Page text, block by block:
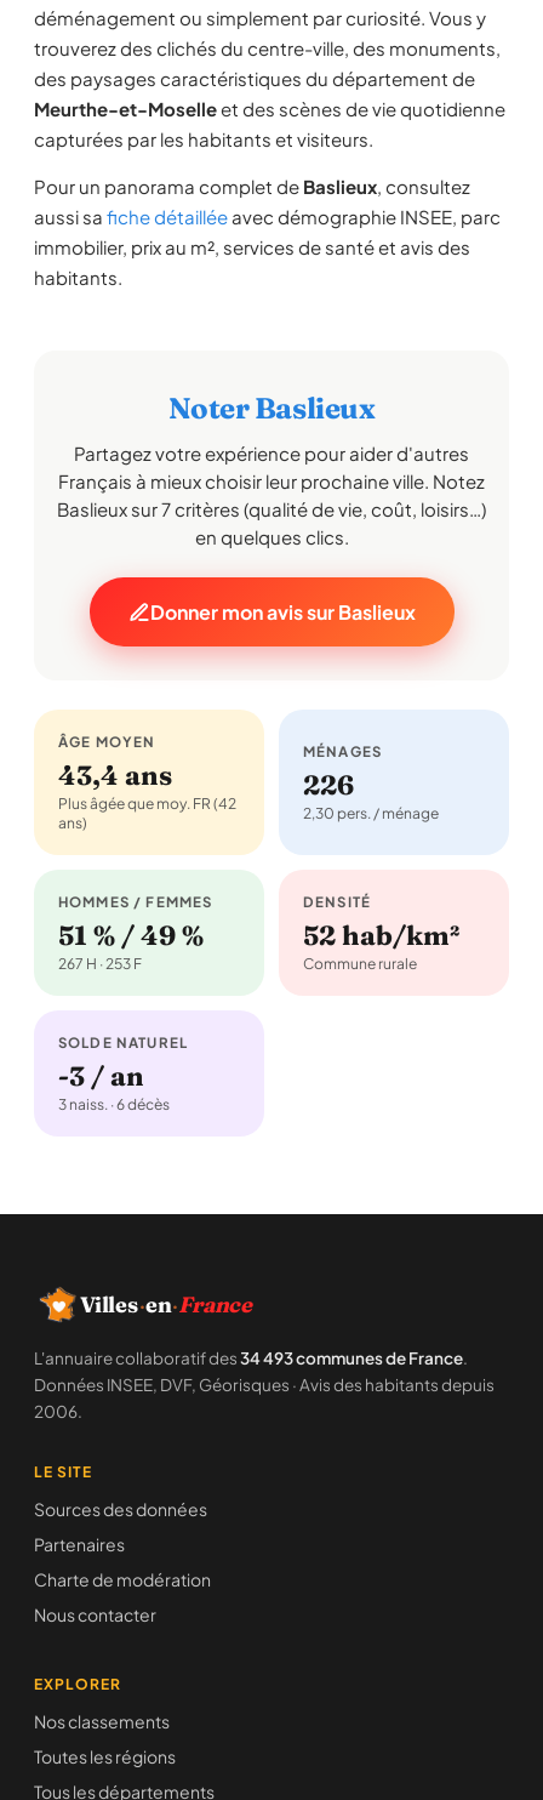
déménagement ou simplement par curiosité. Vous y
trouverez des clichés du centre-ville, des monuments,
des paysages caractéristiques du département de
Meurthe-et-Moselleet des scènes de vie quotidienne
capturées par les habitants et visiteurs.
Pour un panorama complet de Baslieux, consultez
aussi sa fiche détaillée avec démographie INSEE, parc
immobilier, prix au m², services de santé et avis des
habitants.
Noter Baslieux
Partagez votre expérience pour aider d'autres
Français à mieux choisir leur prochaine ville. Notez
Baslieux sur 7 critères (qualité de vie, coût, loisirs…)
en quelques clics.
Donner mon avis sur Baslieux
ÂGE MOYEN
43,4 ans
Plus âgée que moy. FR (42
ans)
MÉNAGES
226
2,30 pers. / ménage
HOMMES / FEMMES
51 % / 49 %
267 H · 253 F
DENSITÉ
52 hab/km²
Commune rurale
SOLDE NATUREL
-3 / an
3 naiss. · 6 décès
Villes·en·France
L'annuaire collaboratif des34 493 communes de France.
Données INSEE, DVF, Géorisques · Avis des habitants depuis
2006.
LE SITE
Sources des données
Partenaires
Charte de modération
Nous contacter
EXPLORER
Nos classements
Toutes les régions
Tous les départements